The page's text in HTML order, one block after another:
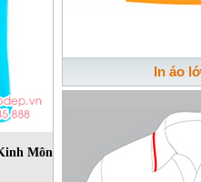
Môn
In áo